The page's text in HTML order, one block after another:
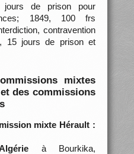
de prison pour
1849, 100 frs
contravention
15 jours de prison et
mixtes
des commissions
mixte Hérault :
à Bourkika,